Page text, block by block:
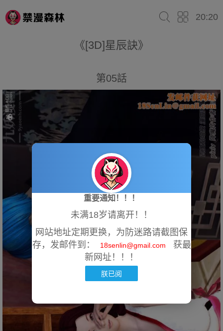
20:20
《[3D]星辰訣》
第05話
重要通知！！！
未满18岁请离开！！
网站地址定期更换，为防迷路请截图保
存，发邮件到：
18senlin@gmail.com
获最
新网址！！！
朕已阅